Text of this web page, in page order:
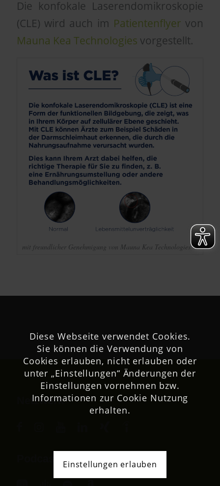
Die konfokale Laserendomikroskopie
(CLE) wird auch im Patientenflyer von
Mauna Kea Technologies vorgestellt.
mit freundlicher Genehmigung von Mauna Kea Technologies
Netzwerk
Diese Webseite verwendet Cookies.
Sie können die Verwendung von
Cookies erlauben, nicht erlauben oder
unter „Einstellungen“ Änderungen der
Einstellungen vornehmen bzw.
Informationen zur Cookie Nutzung
erhalten.
Einstellungen erlauben